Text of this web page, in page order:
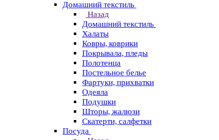
Домашний текстиль
Назад
Домашний текстиль
Халаты
Ковры, коврики
Покрывала, пледы
Полотенца
Постельное белье
Фартуки, прихватки
Одеяла
Подушки
Шторы, жалюзи
Скатерти, салфетки
Посуда